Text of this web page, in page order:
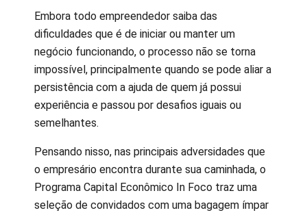
Embora todo empreendedor saiba das
dificuldades que é de iniciar ou manter um
negócio funcionando, o processo não se torna
impossível, principalmente quando se pode aliar a
persistência com a ajuda de quem já possui
experiência e passou por desafios iguais ou
semelhantes.
Pensando nisso, nas principais adversidades que
o empresário encontra durante sua caminhada, o
Programa Capital Econômico In Foco traz uma
seleção de convidados com uma bagagem ímpar